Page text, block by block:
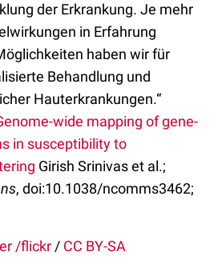
der Erkrankung. Je mehr
in Erfahrung
haben wir für
Behandlung und
Hauterkrankungen.“
wide mapping of gene-
in susceptibility to
Girish Srinivas et al.;
, doi:10.1038/ncomms3462;
/flickr / CC BY-SA